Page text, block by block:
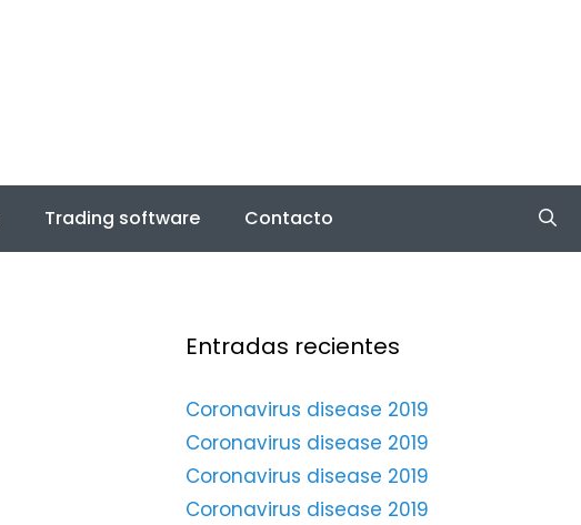
Trading software Contacto
Entradas recientes
Coronavirus disease 2019
Coronavirus disease 2019
Coronavirus disease 2019
Coronavirus disease 2019